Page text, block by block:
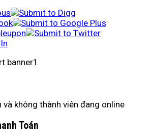
không thành viên đang online
Toán